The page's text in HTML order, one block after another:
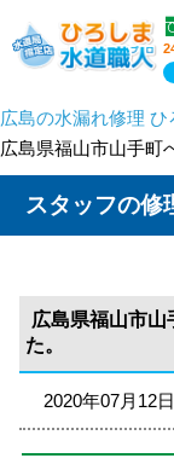
広島の水漏れ修理
広島県福山市山手町
スタッフの修
広島県福山市山
た。
2020年07月12日